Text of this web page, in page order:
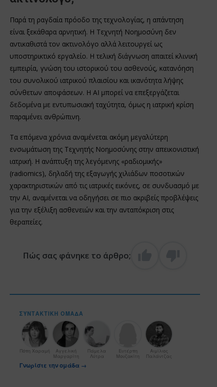
Παρά τη ραγδαία πρόοδο της τεχνολογίας, η απάντηση
είναι ξεκάθαρα αρνητική. Η Τεχνητή Νοημοσύνη δεν
αντικαθιστά τον ακτινολόγο αλλά λειτουργεί ως
υποστηρικτικό εργαλείο. Η τελική διάγνωση απαιτεί κλινική
εμπειρία, γνώση του ιστορικού του ασθενούς, κατανόηση
του συνολικού ιατρικού πλαισίου και ικανότητα λήψης
σύνθετων αποφάσεων. Η AI μπορεί να επεξεργάζεται
δεδομένα με εντυπωσιακή ταχύτητα, όμως η ιατρική κρίση
παραμένει ανθρώπινη.
Τα επόμενα χρόνια αναμένεται ακόμη μεγαλύτερη
ενσωμάτωση της Τεχνητής Νοημοσύνης στην απεικονιστική
ιατρική. Η ανάπτυξη της λεγόμενης «ραδιομικής»
(radiomics), δηλαδή της εξαγωγής χιλιάδων ποσοτικών
χαρακτηριστικών από τις ιατρικές εικόνες, σε συνδυασμό με
την AI, αναμένεται να οδηγήσει σε πιο ακριβείς προβλέψεις
για την εξέλιξη ασθενειών και την ανταπόκριση στις
θεραπείες.
Πώς σας φάνηκε το άρθρο;
ΣΥΝΤΑΚΤΙΚΉ ΟΜΆΔΑ
Πόπη Χαραμή
Αγγελική
Μαργαρίτη
Πάμελα
Λύτρα
Ευτέρπη
Μουζακίτη
Αιμίλιος
Παλάντζας
Γνωρίστε την ομάδα →